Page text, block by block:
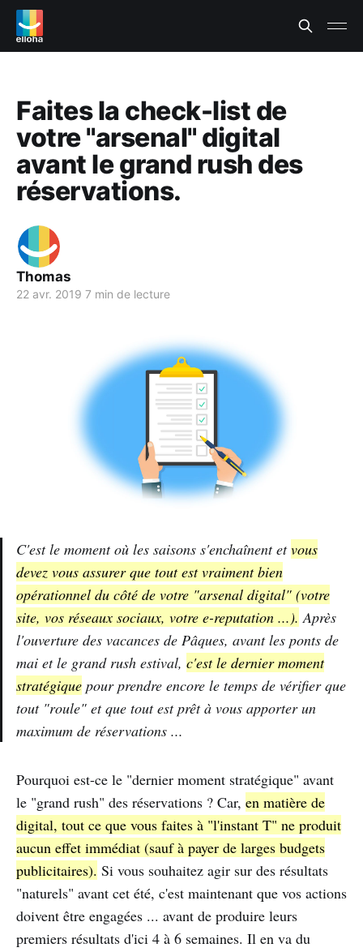
Faites la check-list de
votre "arsenal" digital
avant le grand rush des
réservations.
Thomas
22 avr. 2019 7 min de lecture
C'est le moment où les saisons s'enchaînent etvous
devez vous assurer que tout est vraiment bien
opérationnel du côté de votre "arsenal digital" (votre
site, vos réseaux sociaux, votre e-reputation ...). Après
l'ouverture des vacances de Pâques, avant les ponts de
mai et le grand rush estival, c'est le dernier moment
stratégique pour prendre encore le temps de vérifier que
tout "roule" et que tout est prêt à vous apporter un
maximum de réservations ...
Pourquoi est-ce le "dernier moment stratégique" avant
le "grand rush" des réservations ? Car, en matière de
digital, tout ce que vous faites à "l'instant T" ne produit
aucun effet immédiat (sauf à payer de larges budgets
publicitaires). Si vous souhaitez agir sur des résultats
"naturels" avant cet été, c'est maintenant que vos actions
doivent être engagées ... avant de produire leurs
premiers résultats d'ici 4 à 6 semaines. Il en va du